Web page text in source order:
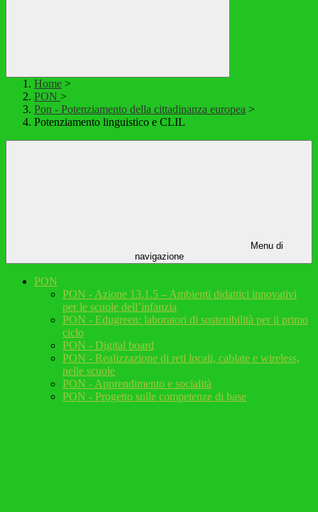
Home >
PON >
Pon - Potenziamento della cittadinanza europea >
Potenziamento linguistico e CLIL
Menu di
navigazione
PON
PON - Azione 13.1.5 – Ambienti didattici innovativi
per le scuole dell’infanzia
PON - Edugreen: laboratori di sostenibilità per il primo
ciclo
PON - Digital board
PON - Realizzazione di reti locali, cablate e wireless,
nelle scuole
PON - Apprendimento e socialità
PON - Progetto sulle competenze di base